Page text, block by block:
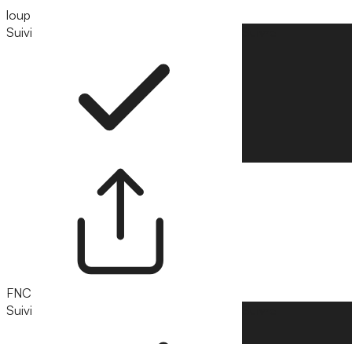
loup
Suivi
FNC
Suivi